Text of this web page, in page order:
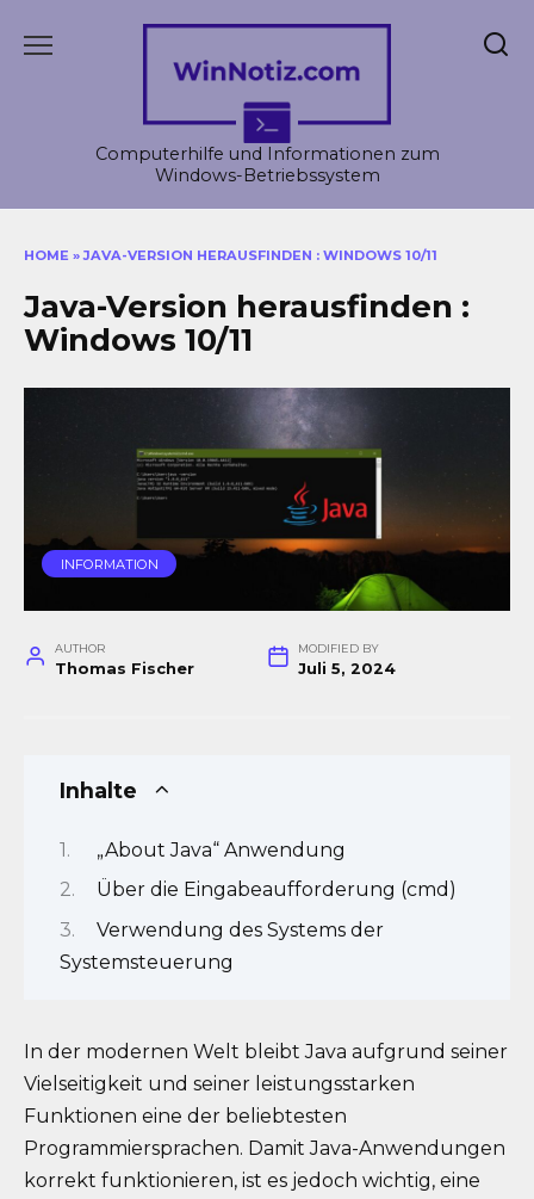
Computerhilfe und Informationen zum
Windows-Betriebssystem
HOME »JAVA-VERSION HERAUSFINDEN : WINDOWS 10/11
Java-Version herausfinden :
Windows 10/11
IN­FOR­MA­TI­ON
AUTHOR
Thomas Fischer
MODIFIED BY
Juli 5, 2024
Inhalte
„About Java“ Anwendung
Über die Eingabeaufforderung (cmd)
Verwendung des Systems der
Systemsteuerung
In der modernen Welt bleibt Java aufgrund seiner
Vielseitigkeit und seiner leistungsstarken
Funktionen eine der beliebtesten
Programmiersprachen. Damit Java-Anwendungen
korrekt funktionieren, ist es jedoch wichtig, eine